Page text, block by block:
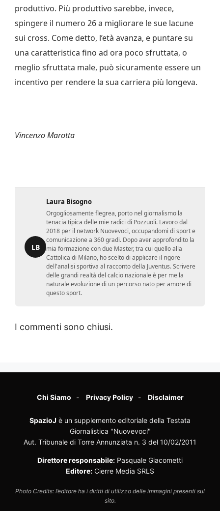
produttivo. Più produttivo sarebbe, invece,
spingere il numero 26 a migliorare le sue lacune
sui cross. Come detto, l’età avanza, e puntare su
una caratteristica fino ad ora poco sfruttata, o
meglio sfruttata male, può sicuramente essere un
incentivo per rendere la sua carriera più longeva.
Vincenzo Marotta
LB
Laura Bisogno
Orgogliosamente flegrea, porto nel giornalismo la
tenacia tipica delle mie radici di Pozzuoli. Lavoro dal
2018 per il network Nuovevoci, occupandomi di sport e
comunicazione a 360 gradi. Dopo aver approfondito la
mia formazione con due Master, tra cui quello alla
Cattolica di Milano, ho scelto di applicare il rigore
dell'analisi sportiva al racconto della Juventus. Scrivere
delle grandi realtà del calcio nazionale è per me la
naturale evoluzione di un percorso nato per amore di
questo sport.
I commenti sono chiusi.
Chi Siamo Privacy Policy Disclaimer
SpazioJ è un supplemento editoriale della Testata
Giornalistica "Nuovevoci"
Aut. Tribunale di Torre Annunziata n. 3 del 10/02/2011
Direttore responsabile: Pasquale Giacometti
Editore: Cierre Media SRLS
Photo Credits: l’editore ha i diritti di utilizzo delle immagini presenti sul
sito.